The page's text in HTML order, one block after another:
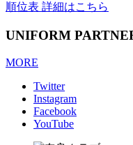
順位表 詳細はこちら
UNIFORM
MORE
Twitter
Instagram
Facebook
YouTube